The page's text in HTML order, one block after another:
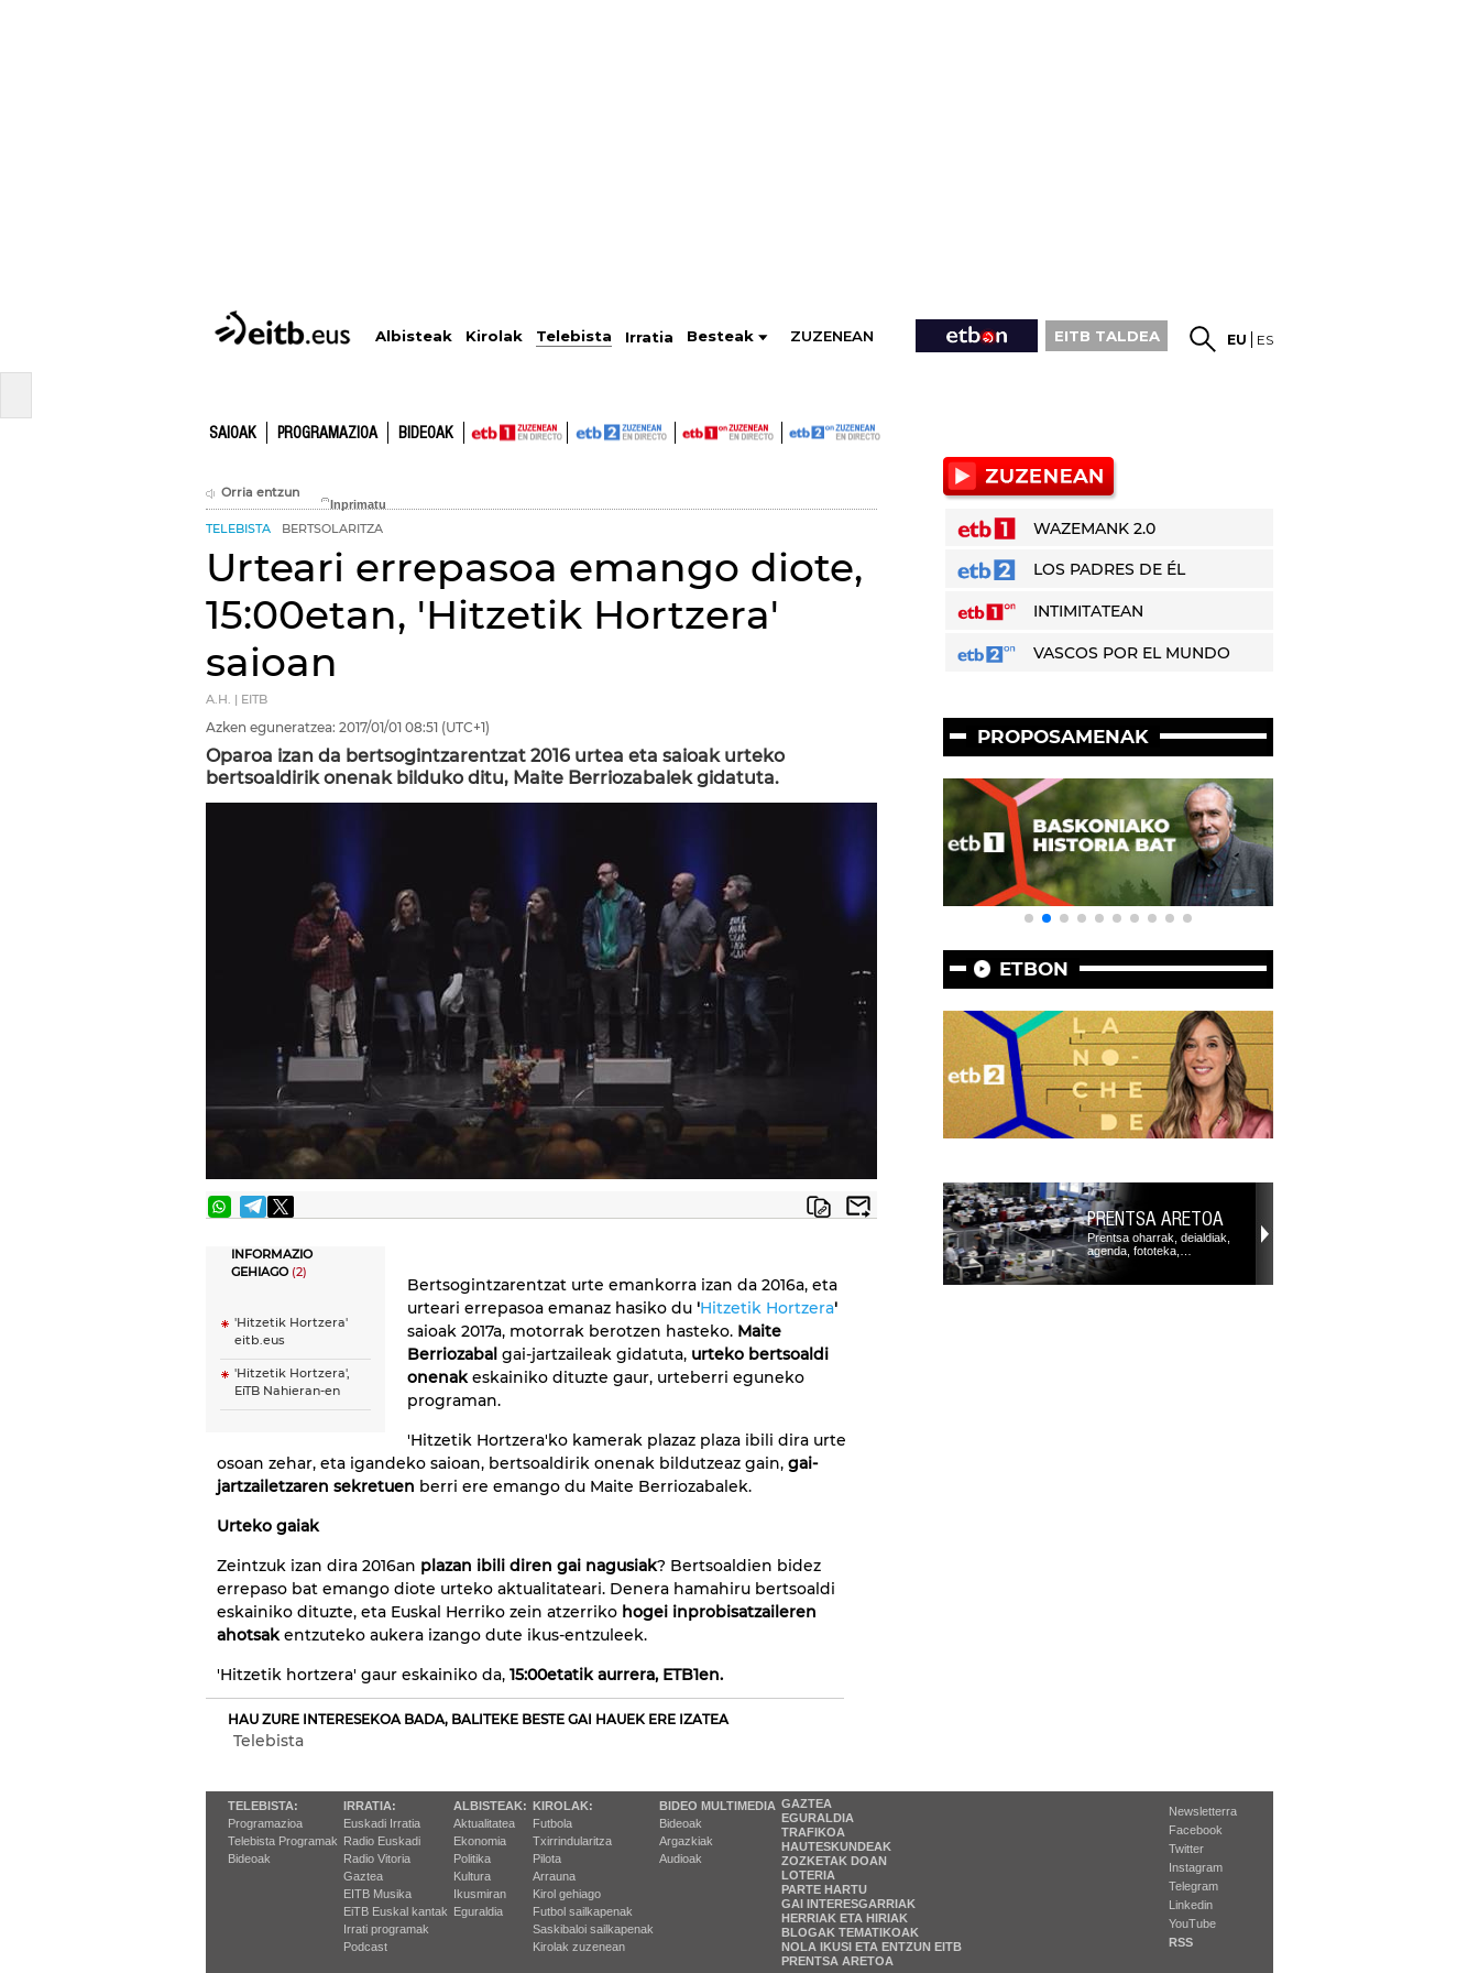
Albisteak Kirolak Telebista Irratia Besteak ZUZENEAN EITB TALDEA EU ES
SAIOAK PROGRAMAZIOA BIDEOAK
Orria entzun
TELEBISTA BERTSOLARITZA
Urteari errepasoa emango diote,
15:00etan, 'Hitzetik Hortzera'
saioan
A.H. | EITB
Azken eguneratzea: 2017/01/01 08:51 (UTC+1)
Oparoa izan da bertsogintzarentzat 2016 urtea eta saioak urteko
bertsoaldirik onenak bilduko ditu, Maite Berriozabalek gidatuta.
INFORMAZIO
GEHIAGO(2)
'Hitzetik Hortzera'
eitb.eus
'Hitzetik Hortzera',
EiTB Nahieran-en
Bertsogintzarentzat urte emankorra izan da 2016a, eta
urteari errepasoa emanaz hasiko du 'Hitzetik Hortzera'
saioak 2017a, motorrak berotzen hasteko. Maite
Berriozabal gai-jartzaileak gidatuta, urteko bertsoaldi
onenakeskainiko dituzte gaur, urteberri eguneko
programan.
'Hitzetik Hortzera'ko kamerak plazaz plaza ibili dira urte
osoan zehar, eta igandeko saioan, bertsoaldirik onenak bildutzeaz gain, gai-
jartzailetzaren sekretuen berri ere emango du Maite Berriozabalek.
Urteko gaiak
Zeintzuk izan dira 2016an plazan ibili diren gai nagusiak? Bertsoaldien bidez
errepaso bat emango diote urteko aktualitateari. Denera hamahiru bertsoaldi
eskainiko dituzte, eta Euskal Herriko zein atzerriko hogei inprobisatzaileren
ahotsakentzuteko aukera izango dute ikus-entzuleek.
'Hitzetik hortzera' gaur eskainiko da, 15:00etatik aurrera, ETB1en.
HAU ZURE INTERESEKOA BADA, BALITEKE BESTE GAI HAUEK ERE IZATEA
Telebista
WAZEMANK 2.0
LOS PADRES DE ÉL
INTIMITATEAN
VASCOS POR EL MUNDO
PROPOSAMENAK
ETBON
PRENTSA ARETOA
Prentsa oharrak, deialdiak,
agenda, fototeka,…
TELEBISTA:
Programazioa
Telebista Programak
Bideoak
IRRATIA:
Euskadi Irratia
Radio Euskadi
Radio Vitoria
Gaztea
EITB Musika
EiTB Euskal kantak
Irrati programak
Podcast
ALBISTEAK:
Aktualitatea
Ekonomia
Politika
Kultura
Ikusmiran
Eguraldia
KIROLAK:
Futbola
Txirrindularitza
Pilota
Arrauna
Kirol gehiago
Futbol sailkapenak
Saskibaloi sailkapenak
Kirolak zuzenean
BIDEO MULTIMEDIA
Bideoak
Argazkiak
Audioak
GAZTEA
EGURALDIA
TRAFIKOA
HAUTESKUNDEAK
ZOZKETAK DOAN
LOTERIA
PARTE HARTU
GAI INTERESGARRIAK
HERRIAK ETA HIRIAK
BLOGAK TEMATIKOAK
NOLA IKUSI ETA ENTZUN EITB
PRENTSA ARETOA
Newsletterra
Facebook
Twitter
Instagram
Telegram
Linkedin
YouTube
RSS